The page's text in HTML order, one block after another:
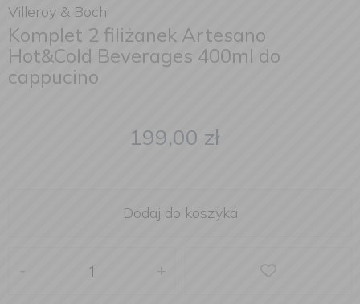
Villeroy & Boch
Komplet 2 filiżanek Artesano
Hot&Cold Beverages 400ml do
cappucino
199,00 zł
Dodaj do koszyka
- +